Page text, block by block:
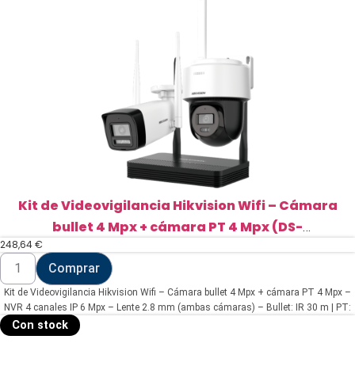
Kit de Videovigilancia Hikvision Wifi – Cámara
bullet 4 Mpx + cámara PT 4 Mpx (DS-
J142I/NKS424W03H)
248,64€
Kit
Videovigilancia
Hikvision
Wifi
-
Cámara
Comprar
Kit de Videovigilancia Hikvision Wifi – Cámara bullet 4 Mpx + cámara PT 4 Mpx –
NVR 4 canales IP 6 Mpx – Lente 2.8 mm (ambas cámaras) – Bullet: IR 30 m | PT:
IR 25 m, luz blanca 25 m – Micrófono integrado | SD | IP66
Con stock